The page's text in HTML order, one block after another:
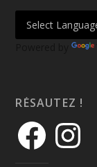
Powered by
RÉSAUTEZ !